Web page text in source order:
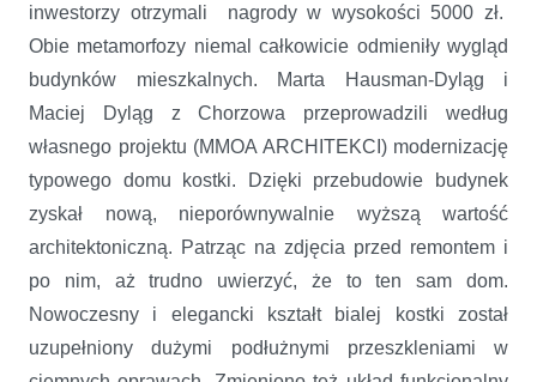
inwestorzy otrzymali nagrody w wysokości 5000 zł.
Obie metamorfozy niemal całkowicie odmieniły wygląd
budynków mieszkalnych. Marta Hausman-Dyląg i
Maciej Dyląg z Chorzowa przeprowadzili według
własnego projektu (MMOA ARCHITEKCI) modernizację
typowego domu kostki. Dzięki przebudowie budynek
zyskał nową, nieporównywalnie wyższą wartość
architektoniczną. Patrząc na zdjęcia przed remontem i
po nim, aż trudno uwierzyć, że to ten sam dom.
Nowoczesny i elegancki kształt bialej kostki został
uzupełniony dużymi podłużnymi przeszkleniami w